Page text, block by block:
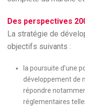
Des perspectives
La stratégie de
objectifs suivants :
la poursuite d’une
développement de
répondre
réglementaires